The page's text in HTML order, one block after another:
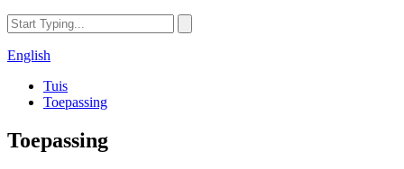
English
Tuis
Toepassing
Toepassing